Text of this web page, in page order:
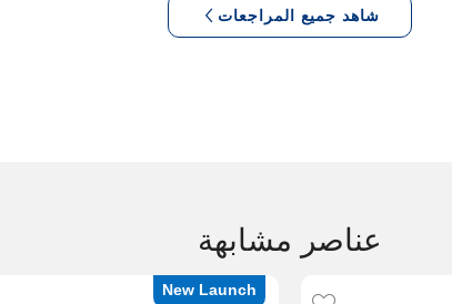
شاهد جميع المراجعات
عناصر مشابهة
New Launch